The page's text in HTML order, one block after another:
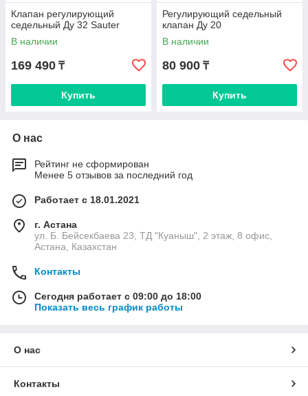
Клапан регулирующий
седельный Ду 32 Sauter
В наличии
169 490 ₸
Купить
Регулирующий седельный
клапан Ду 20
В наличии
80 900 ₸
Купить
О нас
Рейтинг не сформирован
Менее 5 отзывов за последний год
Работает с 18.01.2021
г. Астана
ул. Б. Бейсекбаева 23, ТД "Куаныш", 2 этаж, 8 офис,
Астана, Казахстан
Контакты
Сегодня работает с 09:00 до 18:00
Показать весь график работы
О нас
Контакты